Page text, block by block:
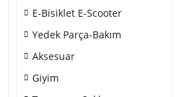
E-Bisiklet E-Scooter
Yedek Parça-Bakım
Aksesuar
Giyim